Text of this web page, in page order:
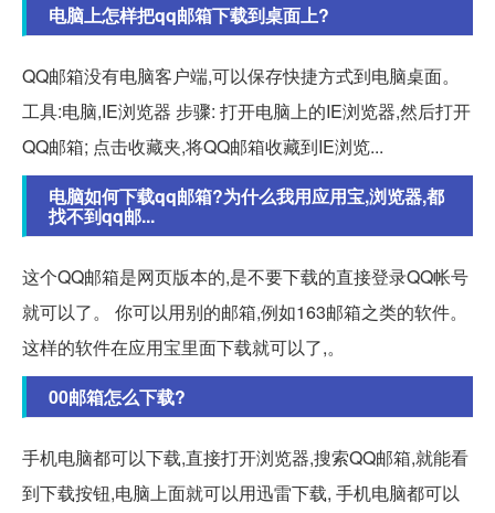
电脑上怎样把qq邮箱下载到桌面上?
QQ邮箱没有电脑客户端,可以保存快捷方式到电脑桌面。
工具:电脑,IE浏览器 步骤: 打开电脑上的IE浏览器,然后打开
QQ邮箱; 点击收藏夹,将QQ邮箱收藏到IE浏览...
电脑如何下载qq邮箱?为什么我用应用宝,浏览器,都
找不到qq邮...
这个QQ邮箱是网页版本的,是不要下载的直接登录QQ帐号
就可以了。 你可以用别的邮箱,例如163邮箱之类的软件。
这样的软件在应用宝里面下载就可以了,。
00邮箱怎么下载?
手机电脑都可以下载,直接打开浏览器,搜索QQ邮箱,就能看
到下载按钮,电脑上面就可以用迅雷下载, 手机电脑都可以